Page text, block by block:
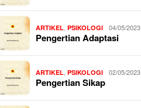
ARTIKEL ,PSIKOLOGI 04/05/2023
Pengertian Adaptasi
ARTIKEL ,PSIKOLOGI 02/05/2023
Pengertian Sikap